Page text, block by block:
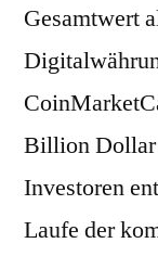
Gesamtwert
Billion Dollar
Investoren
Laufe der